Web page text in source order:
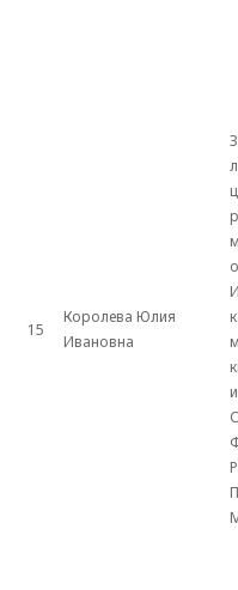
15
Королева Юлия
Ивановна